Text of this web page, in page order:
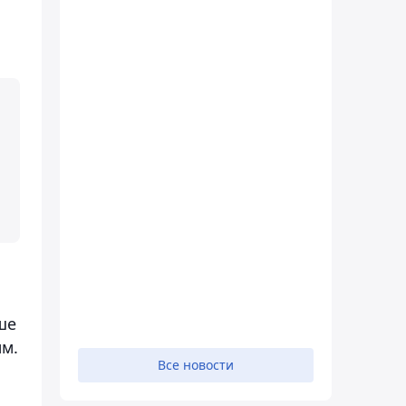
Все новости